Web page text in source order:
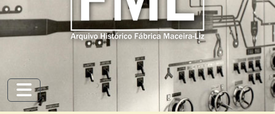
Toggle navigation